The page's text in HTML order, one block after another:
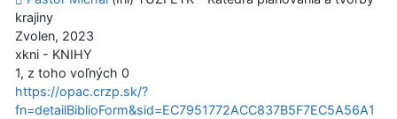
krajiny
Zvolen, 2023
xkni - KNIHY
1, z toho voľných 0
https://opac.crzp.sk/?
fn=detailBiblioForm&sid=EC7951772ACC837B5F7EC5A56A1